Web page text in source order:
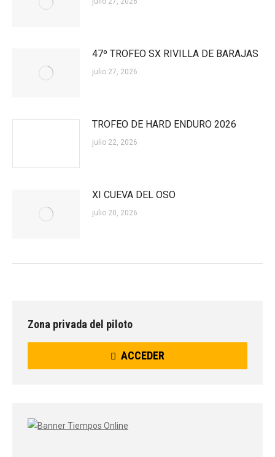
47º TROFEO SX RIVILLA DE BARAJAS
julio 27, 2026
TROFEO DE HARD ENDURO 2026
julio 22, 2026
XI CUEVA DEL OSO
julio 20, 2026
Zona privada del piloto
ACCEDER